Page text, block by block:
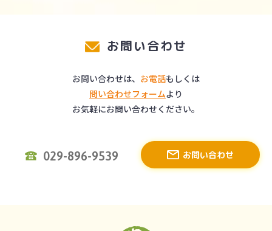
お問い合わせ
お問い合わせは、 お電話もしくは
問い合わせフォームより
お気軽にお問い合わせください。
029-896-9539 お問い合わせ